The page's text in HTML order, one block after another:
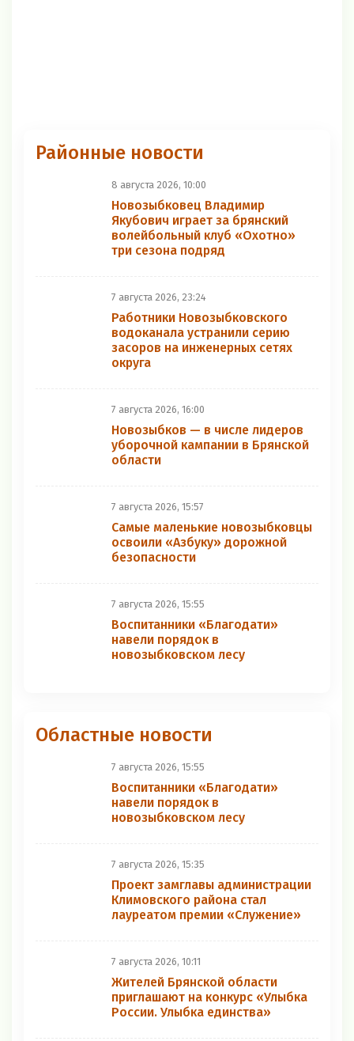
Районные новости
8 августа 2026, 10:00
Новозыбковец Владимир
Якубович играет за брянский
волейбольный клуб «Охотно»
три сезона подряд
7 августа 2026, 23:24
Работники Новозыбковского
водоканала устранили серию
засоров на инженерных сетях
округа
7 августа 2026, 16:00
Новозыбков — в числе лидеров
уборочной кампании в Брянской
области
7 августа 2026, 15:57
Самые маленькие новозыбковцы
освоили «Азбуку» дорожной
безопасности
7 августа 2026, 15:55
Воспитанники «Благодати»
навели порядок в
новозыбковском лесу
Областные новости
7 августа 2026, 15:55
Воспитанники «Благодати»
навели порядок в
новозыбковском лесу
7 августа 2026, 15:35
Проект замглавы администрации
Климовского района стал
лауреатом премии «Служение»
7 августа 2026, 10:11
Жителей Брянской области
приглашают на конкурс «Улыбка
России. Улыбка единства»